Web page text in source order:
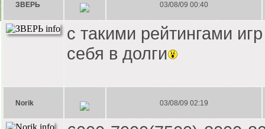
ЗВЕРЬ 03/08/09 00:40
с такими рейтингами
себя в долги
Norik 03/08/09 02:19